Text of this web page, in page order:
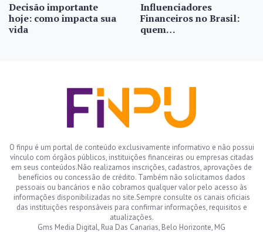
Decisão importante
hoje: como impacta sua
vida
Influenciadores
Financeiros no Brasil:
quem…
O finpu é um portal de conteúdo exclusivamente informativo e não possui
vínculo com órgãos públicos, instituições financeiras ou empresas citadas
em seus conteúdos.Não realizamos inscrições, cadastros, aprovações de
benefícios ou concessão de crédito. Também não solicitamos dados
pessoais ou bancários e não cobramos qualquer valor pelo acesso às
informações disponibilizadas no site.Sempre consulte os canais oficiais
das instituições responsáveis para confirmar informações, requisitos e
atualizações.
Gms Media Digital, Rua Das Canarias, Belo Horizonte, MG